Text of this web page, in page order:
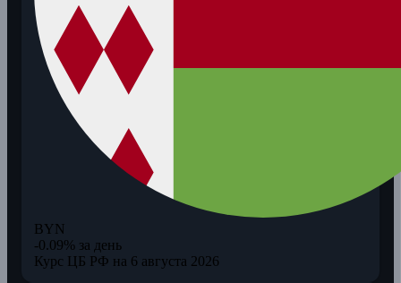
BYN
-0.09% за день
Курс ЦБ РФ на 6 августа 2026